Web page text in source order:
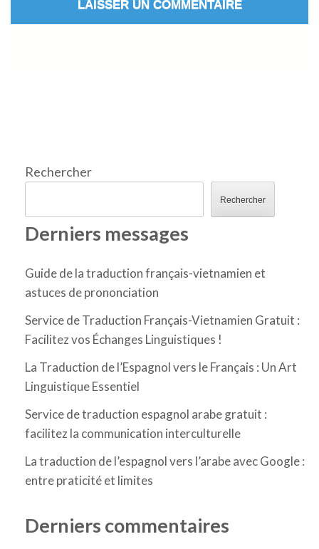
Rechercher
Rechercher
Derniers messages
Guide de la traduction français-vietnamien et
astuces de prononciation
Service de Traduction Français-Vietnamien Gratuit :
Facilitez vos Échanges Linguistiques !
La Traduction de l’Espagnol vers le Français : Un Art
Linguistique Essentiel
Service de traduction espagnol arabe gratuit :
facilitez la communication interculturelle
La traduction de l’espagnol vers l’arabe avec Google :
entre praticité et limites
Derniers commentaires